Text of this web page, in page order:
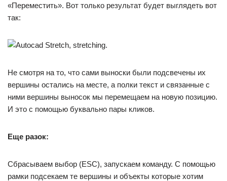
«Переместить». Вот только результат будет выглядеть вот
так:
Не смотря на то, что сами выноски были подсвечены их
вершины остались на месте, а полки текст и связанные с
ними вершины выносок мы перемещаем на новую позицию.
И это с помощью буквально пары кликов.
Еще разок:
Сбрасываем выбор (ESC), запускаем команду. С помощью
рамки подсекаем те вершины и объекты которые хотим